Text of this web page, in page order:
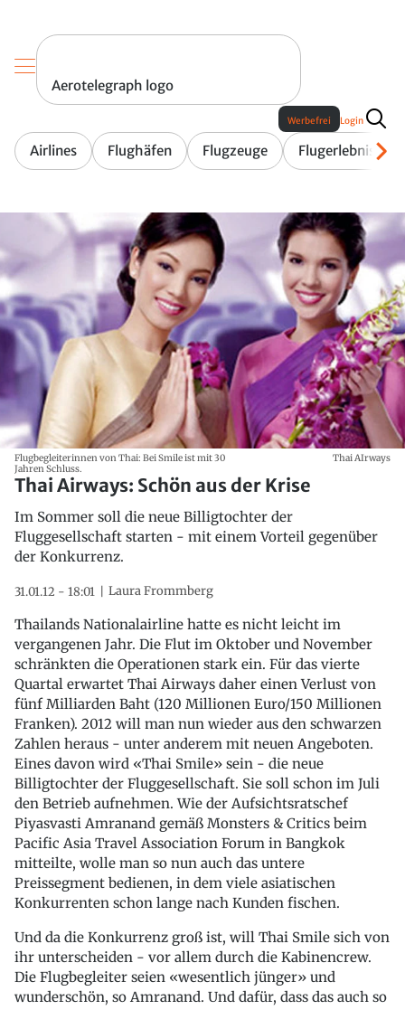
Aerotelegraph logo
Airlines Flughäfen Flugzeuge Flugerlebnis
Werbefrei Login
Flugbegleiterinnen von Thai: Bei Smile ist mit 30
Jahren Schluss.
Thai AIrways
Thai Airways: Schön aus der Krise
Im Sommer soll die neue Billigtochter der
Fluggesellschaft starten - mit einem Vorteil gegenüber
der Konkurrenz.
31.01.12 - 18:01 Laura Frommberg
Thailands Nationalairline hatte es nicht leicht im
vergangenen Jahr. Die Flut im Oktober und November
schränkten die Operationen stark ein. Für das vierte
Quartal erwartet Thai Airways daher einen Verlust von
fünf Milliarden Baht (120 Millionen Euro/150 Millionen
Franken). 2012 will man nun wieder aus den schwarzen
Zahlen heraus - unter anderem mit neuen Angeboten.
Eines davon wird «Thai Smile» sein - die neue
Billigtochter der Fluggesellschaft. Sie soll schon im Juli
den Betrieb aufnehmen. Wie der Aufsichtsratschef
Piyasvasti Amranand gemäß Monsters & Critics beim
Pacific Asia Travel Association Forum in Bangkok
mitteilte, wolle man so nun auch das untere
Preissegment bedienen, in dem viele asiatischen
Konkurrenten schon lange nach Kunden fischen.
Und da die Konkurrenz groß ist, will Thai Smile sich von
ihr unterscheiden - vor allem durch die Kabinencrew.
Die Flugbegleiter seien «wesentlich jünger» und
wunderschön, so Amranand. Und dafür, dass das auch so